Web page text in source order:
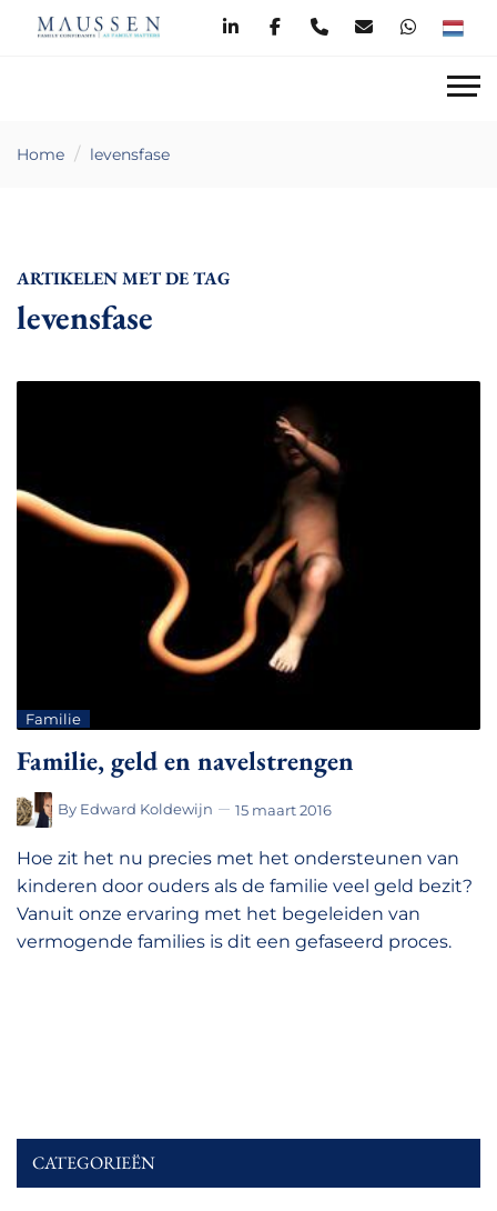
Home levensfase
ARTIKELEN MET DE TAG
levensfase
Familie
Familie, geld en navelstrengen
By Edward Koldewijn 15 maart 2016
Hoe zit het nu precies met het ondersteunen van
kinderen door ouders als de familie veel geld bezit?
Vanuit onze ervaring met het begeleiden van
vermogende families is dit een gefaseerd proces.
CATEGORIEËN